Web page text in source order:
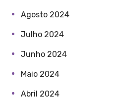
Agosto 2024
Julho 2024
Junho 2024
Maio 2024
Abril 2024